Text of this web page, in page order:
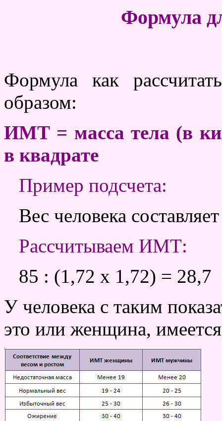
Формула
Формула как
образом:
ИМТ = масса тела (в
в квадрате
Пример подсчета:
Вес человека
Рассчитываем ИМТ:
85 : (1,72 х 1,72) = 28,7
У человека с таким
это или женщина,